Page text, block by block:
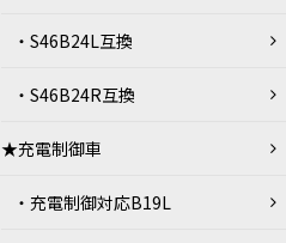
・S46B24L互換
・S46B24R互換
★充電制御車
・充電制御対応B19L